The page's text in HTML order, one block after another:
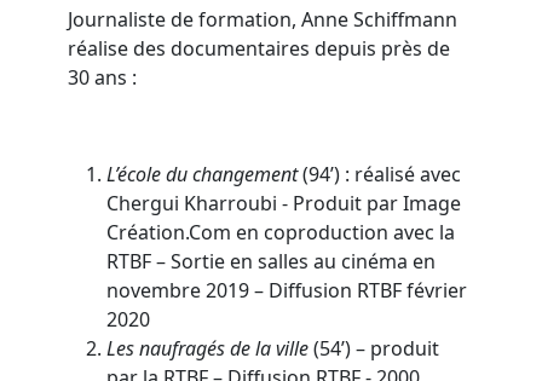
Journaliste de formation, Anne Schiffmann
réalise des documentaires depuis près de
30 ans :
L’école du changement(94’) : réalisé avec
Chergui Kharroubi - Produit par Image
Création.Com en coproduction avec la
RTBF – Sortie en salles au cinéma en
novembre 2019 – Diffusion RTBF février
2020
Les naufragés de la ville(54’) – produit